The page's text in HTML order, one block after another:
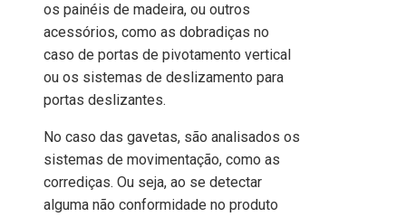
os painéis de madeira, ou outros
acessórios, como as dobradiças no
caso de portas de pivotamento vertical
ou os sistemas de deslizamento para
portas deslizantes.
No caso das gavetas, são analisados os
sistemas de movimentação, como as
corrediças. Ou seja, ao se detectar
alguma não conformidade no produto